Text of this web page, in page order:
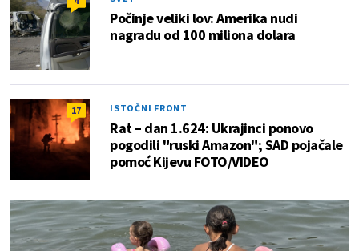
Počinje veliki lov: Amerika nudi
nagradu od 100 miliona dolara
17 ISTOČNI FRONT
Rat – dan 1.624: Ukrajinci ponovo
pogodili "ruski Amazon"; SAD pojačale
pomoć Kijevu FOTO/VIDEO